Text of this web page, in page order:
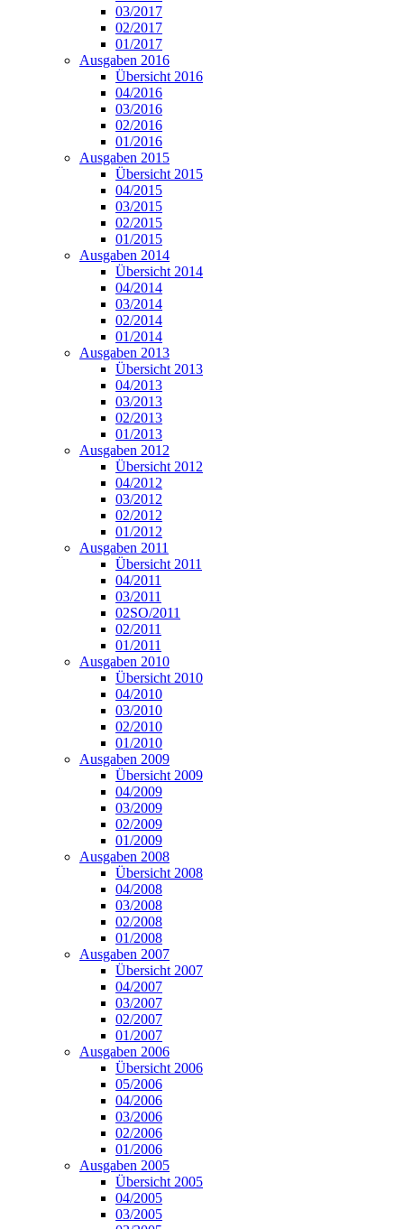
03/2017
02/2017
01/2017
Ausgaben 2016
Übersicht 2016
04/2016
03/2016
02/2016
01/2016
Ausgaben 2015
Übersicht 2015
04/2015
03/2015
02/2015
01/2015
Ausgaben 2014
Übersicht 2014
04/2014
03/2014
02/2014
01/2014
Ausgaben 2013
Übersicht 2013
04/2013
03/2013
02/2013
01/2013
Ausgaben 2012
Übersicht 2012
04/2012
03/2012
02/2012
01/2012
Ausgaben 2011
Übersicht 2011
04/2011
03/2011
02SO/2011
02/2011
01/2011
Ausgaben 2010
Übersicht 2010
04/2010
03/2010
02/2010
01/2010
Ausgaben 2009
Übersicht 2009
04/2009
03/2009
02/2009
01/2009
Ausgaben 2008
Übersicht 2008
04/2008
03/2008
02/2008
01/2008
Ausgaben 2007
Übersicht 2007
04/2007
03/2007
02/2007
01/2007
Ausgaben 2006
Übersicht 2006
05/2006
04/2006
03/2006
02/2006
01/2006
Ausgaben 2005
Übersicht 2005
04/2005
03/2005